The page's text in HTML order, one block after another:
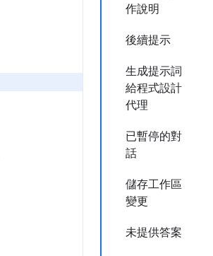
作說明
後續提示
生成提示詞
給程式設計
代理
已暫停的對
話
儲存工作區
變更
未提供答案